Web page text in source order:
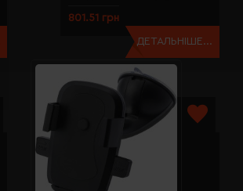
801.51 грн
ДЕТАЛЬНІШЕ...